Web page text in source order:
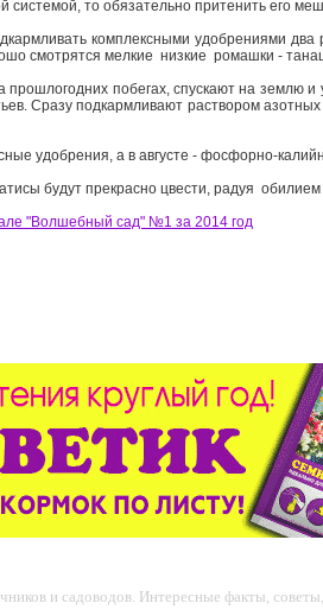
системой, то обязательно притенить его
комплексными удобрениями
смотрятся мелкие низкие ромашки -
прошлогодних побегах, спускают на землю
Сразу подкармливают раствором
удобрения, а в августе - фосфорно-
будут прекрасно цвести, радуя
"Волшебный сад" №1 за 2014 год
и садоводов. Интересные факты,